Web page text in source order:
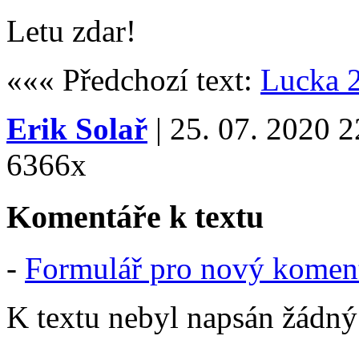
Letu zdar!
««« Předchozí text: Lucka
Erik Solař | 25. 07. 2020
6366x
Komentáře k textu
- Formulář pro nový
K textu nebyl napsán